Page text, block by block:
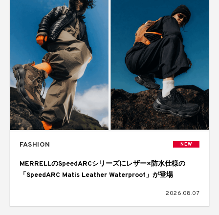
FASHION NEW
MERRELLのSpeedARCシリーズにレザー×防水仕様の
「SpeedARC Matis Leather Waterproof」が登場
2026.08.07